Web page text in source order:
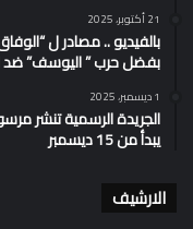
21 أكتوبر، 2025
بالفيديو .. مصادر ل
بفضل حرب ” اليوسف” ضد
1 ديسمبر، 2025
الجريدة الرسمية تنشر
يبدأ من 15 ديسمبر
الارشيف